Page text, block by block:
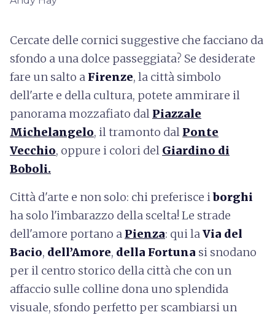
Cercate delle cornici suggestive che facciano da
sfondo a una dolce passeggiata? Se desiderate
fare un salto a Firenze, la città simbolo
dell'arte e della cultura, potete ammirare il
panorama mozzafiato dal Piazzale
Michelangelo, il tramonto dal Ponte
Vecchio, oppure i colori del Giardino di
Boboli.
Città d'arte e non solo: chi preferisce iborghi
ha solo l'imbarazzo della scelta! Le strade
dell'amore portano a Pienza: qui laVia del
Bacio, dell’Amore, della Fortuna si snodano
per il centro storico della città che con un
affaccio sulle colline dona uno splendida
visuale, sfondo perfetto per scambiarsi un